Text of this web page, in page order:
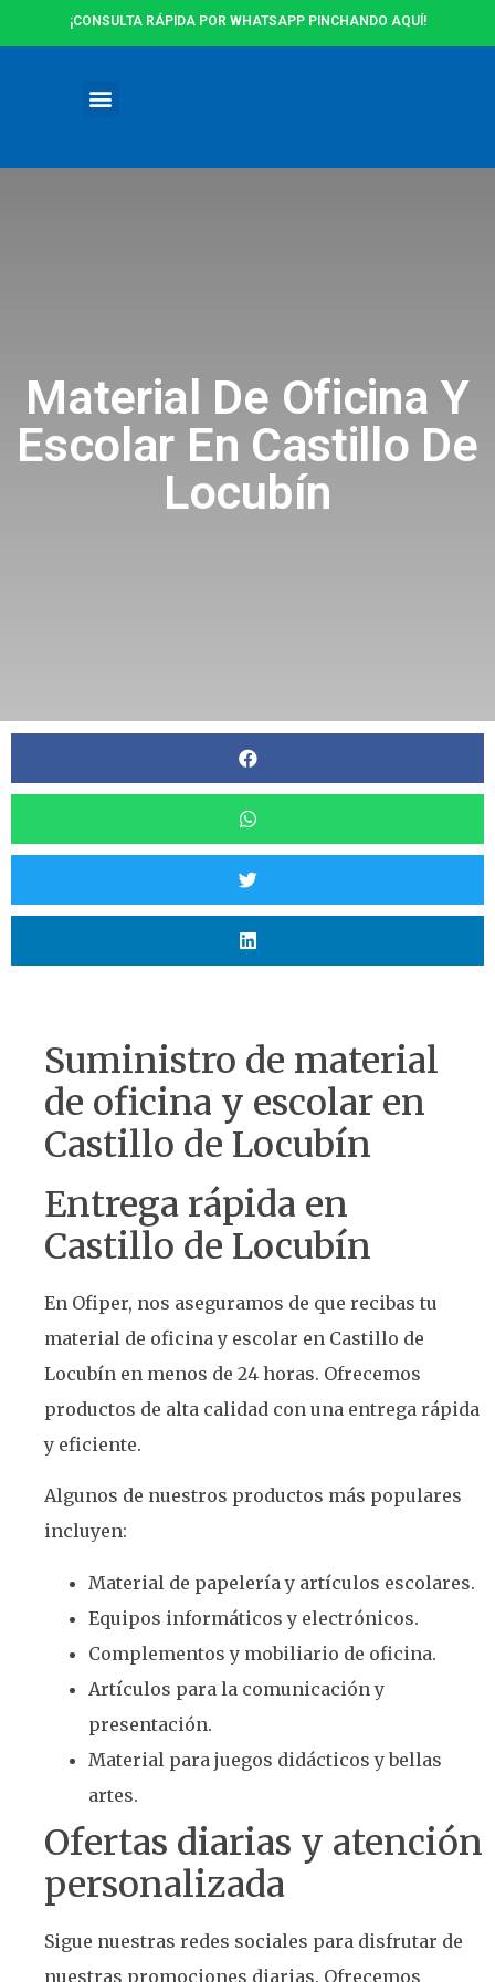
¡CONSULTA RÁPIDA POR WHATSAPP PINCHANDO AQUÍ!
Material De Oficina Y
Escolar En Castillo De
Locubín
Suministro de material
de oficina y escolar en
Castillo de Locubín
Entrega rápida en
Castillo de Locubín
En Ofiper, nos aseguramos de que recibas tu
material de oficina y escolar en Castillo de
Locubín en menos de 24 horas. Ofrecemos
productos de alta calidad con una entrega rápida
y eficiente.
Algunos de nuestros productos más populares
incluyen:
Material de papelería y artículos escolares.
Equipos informáticos y electrónicos.
Complementos y mobiliario de oficina.
Artículos para la comunicación y
presentación.
Material para juegos didácticos y bellas
artes.
Ofertas diarias y atención
personalizada
Sigue nuestras redes sociales para disfrutar de
nuestras promociones diarias. Ofrecemos